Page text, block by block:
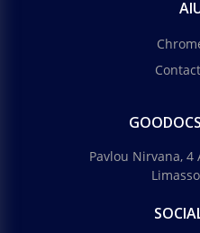
Pavlou Nirvana, 4